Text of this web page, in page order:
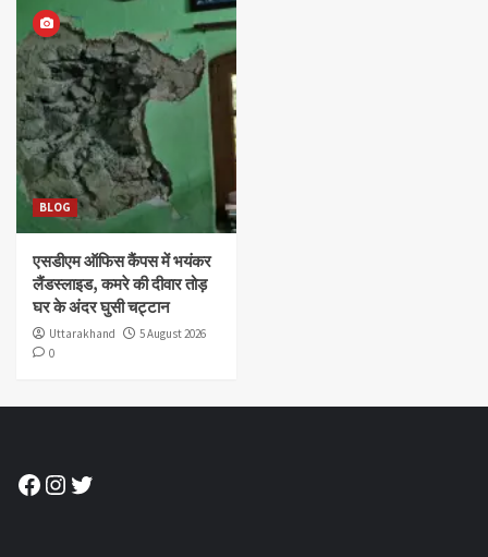
BLOG
एसडीएम ऑफिस कैंपस में भयंकर
लैंडस्लाइड, कमरे की दीवार तोड़
घर के अंदर घुसी चट्टान
Uttarakhand
5 August 2026
0
Facebook
Instagram
Twitter